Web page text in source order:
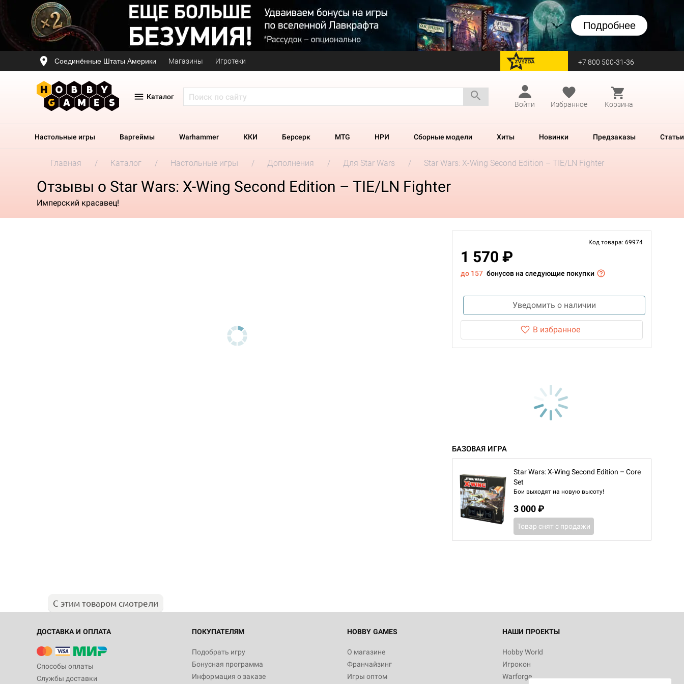
Подробнее
Соединённые Штаты Америки Магазины Игротеки перейти на Zvezda +7 800 500-31-36
Каталог
Войти
Избранное Корзина
Настольные игры Варгеймы Warhammer ККИ Берсерк MTG НРИ Сборные модели Хиты Новинки Предзаказы Статьи
Главная Каталог Настольные игры Дополнения Для Star Wars Star Wars: X-Wing Second Edition – TIE/LN Fighter
Отзывы о Star Wars: X-Wing Second Edition – TIE/LN Fighter
Имперский красавец!
Код товара: 69974
1 570 ₽
до 157 бонусов на следующие покупки
Уведомить о наличии
В избранное
БАЗОВАЯ ИГРА
Star Wars: X-Wing Second Edition – Core
Set
Бои выходят на новую высоту!
3 000 ₽
Товар снят с продажи
С этим товаром смотрели
ДОСТАВКА И ОПЛАТА
Способы оплаты
Службы доставки
ПОКУПАТЕЛЯМ
Подобрать игру
Бонусная программа
Информация о заказе
HOBBY GAMES
О магазине
Франчайзинг
Игры оптом
НАШИ ПРОЕКТЫ
Hobby World
Игрокон
Warforge